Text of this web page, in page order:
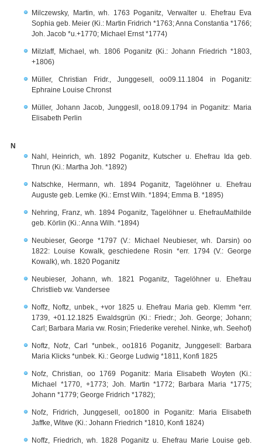
Milczewsky, Martin, wh. 1763 Poganitz, Verwalter u. Ehefrau Eva
Sophia geb. Meier (Ki.: Martin Fridrich *1763; Anna Constantia *1766;
Joh. Jacob *u.+1770; Michael Ernst *1774)
Milzlaff, Michael, wh. 1806 Poganitz (Ki.: Johann Friedrich *1803,
+1806)
Müller, Christian Fridr., Junggesell, oo09.11.1804 in Poganitz:
Ephraine Louise Chronst
Müller, Johann Jacob, Junggesll, oo18.09.1794 in Poganitz: Maria
Elisabeth Perlin
N
Nahl, Heinrich, wh. 1892 Poganitz, Kutscher u. Ehefrau Ida geb.
Thrun (Ki.: Martha Joh. *1892)
Natschke, Hermann, wh. 1894 Poganitz, Tagelöhner u. Ehefrau
Auguste geb. Lemke (Ki.: Ernst Wilh. *1894; Emma B. *1895)
Nehring, Franz, wh. 1894 Poganitz, Tagelöhner u. EhefrauMathilde
geb. Körlin (Ki.: Anna Wilh. *1894)
Neubieser, George *1797 (V.: Michael Neubieser, wh. Darsin) oo
1822: Louise Kowalk, geschiedene Rosin *err. 1794 (V.: George
Kowalk), wh. 1820 Poganitz
Neubieser, Johann, wh. 1821 Poganitz, Tagelöhner u. Ehefrau
Christlieb vw. Vandersee
Noffz, Noftz, unbek., +vor 1825 u. Ehefrau Maria geb. Klemm *err.
1739, +01.12.1825 Ewaldsgrün (Ki.: Friedr.; Joh. George; Johann;
Carl; Barbara Maria vw. Rosin; Friederike verehel. Ninke, wh. Seehof)
Noftz, Nofz, Carl *unbek., oo1816 Poganitz, Junggesell: Barbara
Maria Klicks *unbek. Ki.: George Ludwig *1811, Konfi 1825
Nofz, Christian, oo 1769 Poganitz: Maria Elisabeth Woyten (Ki.:
Michael *1770, +1773; Joh. Martin *1772; Barbara Maria *1775;
Johann *1779; George Fridrich *1782);
Nofz, Fridrich, Junggesell, oo1800 in Poganitz: Maria Elisabeth
Jaffke, Witwe (Ki.: Johann Friedrich *1810, Konfi 1824)
Noffz, Friedrich, wh. 1828 Poganitz u. Ehefrau Marie Louise geb.